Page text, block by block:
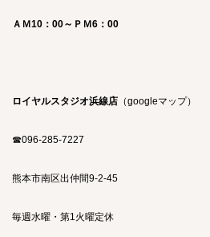
ＡＭ10：00～ＰＭ6：00
ロイヤルスタジオ浜線店 （googleマップ）
☎096-285-7227
熊本市南区出仲間9-2-45
毎週水曜・第1火曜定休